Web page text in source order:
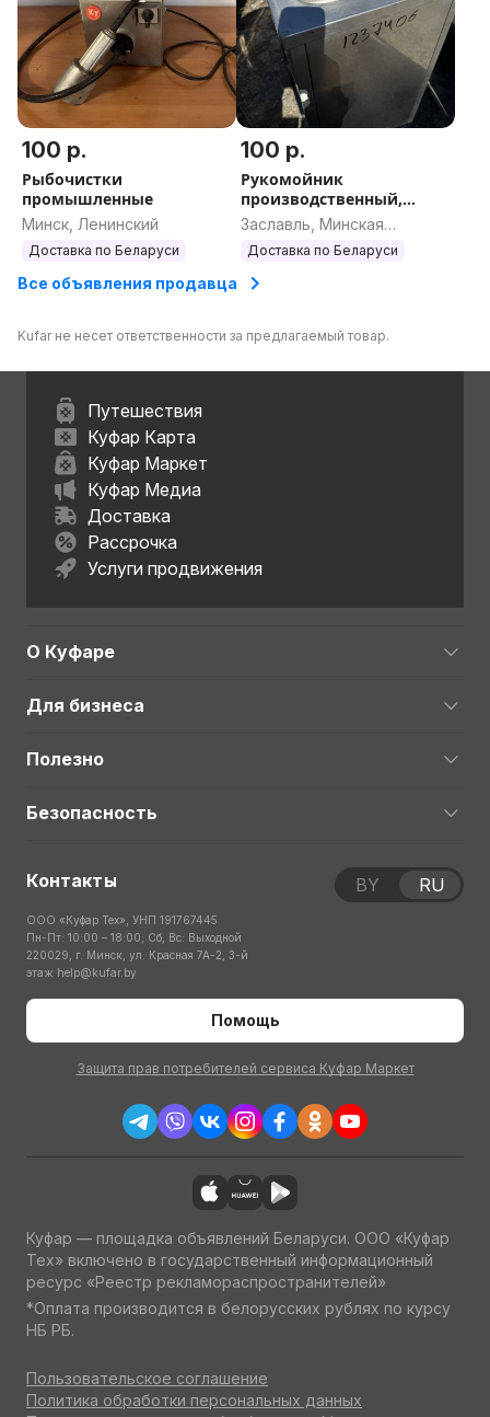
100 р.
Рыбочистки
промышленные
Минск, Ленинский
Доставка по Беларуси
100 р.
Рукомойник
производственный,
ВАННА МОЕЧНАЯ
Заславль, Минская
область
Доставка по Беларуси
Все объявления продавца
Kufar не несет ответственности за предлагаемый товар.
Путешествия
Куфар Карта
Куфар Маркет
Куфар Медиа
Доставка
Рассрочка
Услуги продвижения
О Куфаре
Для бизнеса
Полезно
Безопасность
Контакты
ООО «Куфар Тех», УНП 191767445
Пн-Пт: 10:00 – 18:00; Сб, Вс: Выходной
220029, г. Минск, ул. Красная 7А-2, 3-й
этаж help@kufar.by
Помощь
Защита прав потребителей сервиса Куфар Маркет
BY RU
Куфар — площадка объявлений Беларуси. ООО «Куфар
Тех» включено в государственный информационный
ресурс «Реестр рекламораспространителей»
*Оплата производится в белорусских рублях по курсу
НБ РБ.
Пользовательское соглашение
Политика обработки персональных данных